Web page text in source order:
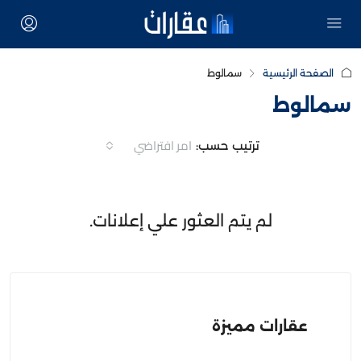
الصفحة الرئيسية سمالوط
سمالوط
ترتيب حسب: امر افتراضي
لم يتم العثور علي إعلانات.
عقارات مميزة